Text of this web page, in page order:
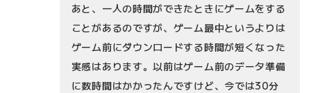
あと、一人の時間ができたときにゲームをする
ことがあるのですが、ゲーム最中というよりは
ゲーム前にダウンロードする時間が短くなった
実感はあります。以前はゲーム前のデータ準備
に数時間はかかったんですけど、今では30分